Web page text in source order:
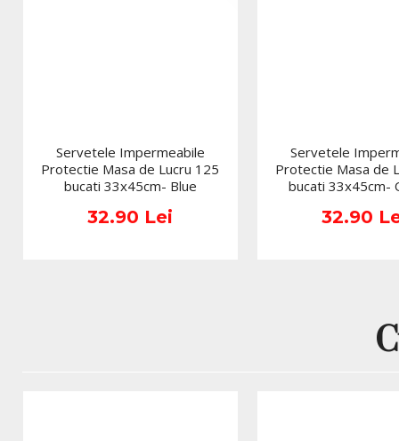
Servetele Impermeabile
Protectie Masa de Lucru 125
bucati 33x45cm- Blue
32.90 Lei
Servetele
Protectie Masa de
bucati 33x45cm-
32.90